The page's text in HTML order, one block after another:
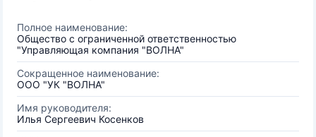
Полное наименование:
Общество с ограниченной ответственностью
"Управляющая компания "ВОЛНА"
Сокращенное наименование:
ООО "УК "ВОЛНА"
Имя руководителя:
Илья Сергеевич Косенков